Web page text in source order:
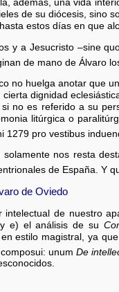
además, una vida
de su diócesis, sino
estos días en que
y a Jesucristo –sine
de mano de Álvaro
no huelga anotar que
dignidad
no es referido a su
litúrgica o
1279 pro vestibus
solamente nos resta
de España. Y
de Oviedo
intelectual de nuestro
e) el análisis de su
estilo magistral, ya
unumDe